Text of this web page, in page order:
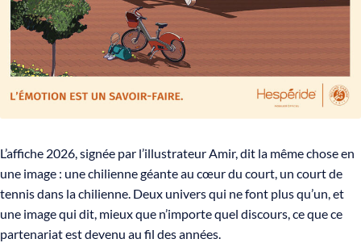
L’affiche 2026, signée par l’illustrateur Amir, dit la même chose en
une image : une chilienne géante au cœur du court, un court de
tennis dans la chilienne. Deux univers qui ne font plus qu’un, et
une image qui dit, mieux que n’importe quel discours, ce que ce
partenariat est devenu au fil des années.